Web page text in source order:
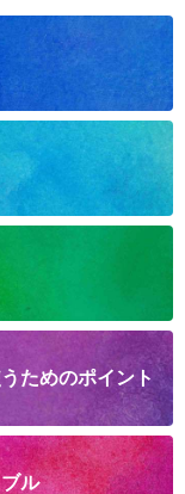
ためのポイント
ル